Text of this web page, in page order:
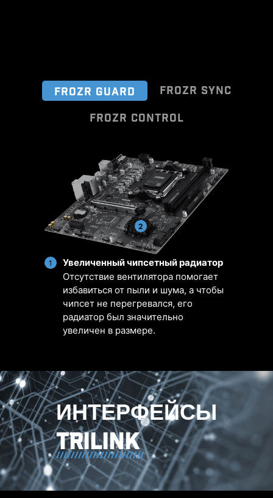
FROZR GUARD
FROZR SYNC
FROZR CONTROL
2
1
Увеличенный чипсетный радиатор
Отсутствие вентилятора помогает
избавиться от пыли и шума, а чтобы
чипсет не перегревался, его
радиатор был значительно
увеличен в размере.
Подключайте и синхронизируйте
работу с кулерами и корпусами
MSI благодаря стратегически
расположенным разъемам,
включая выделенный разъем для
помпы.
Cooling Wizard - это комплексное
решение для управления
настройками вентиляторов на всех
продуктах MSI. С помощью
данного ПО можно настраивать
работу системы охлаждения и
контролировать уровень шума
благодаря его совместимости с
PWM/DC вентиляторами и
помпами, а также осуществлять
мониторинг температуры и
создавать пользовательские
Несколько
профилей
Smart Fan и
Manual Fan
ИНТЕРФЕЙСЫ
TRILINK